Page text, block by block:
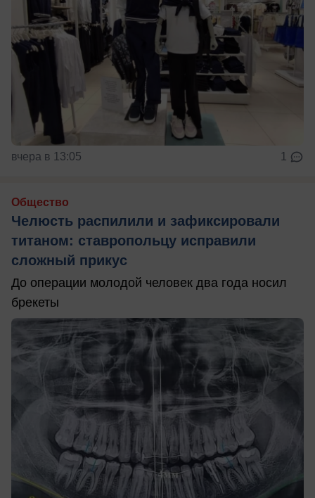
вчера в 13:05 1
Общество
Челюсть распилили и зафиксировали
титаном: ставропольцу исправили
сложный прикус
До операции молодой человек два года носил
брекеты